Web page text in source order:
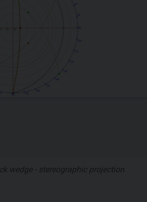
wedge - stereographic projection